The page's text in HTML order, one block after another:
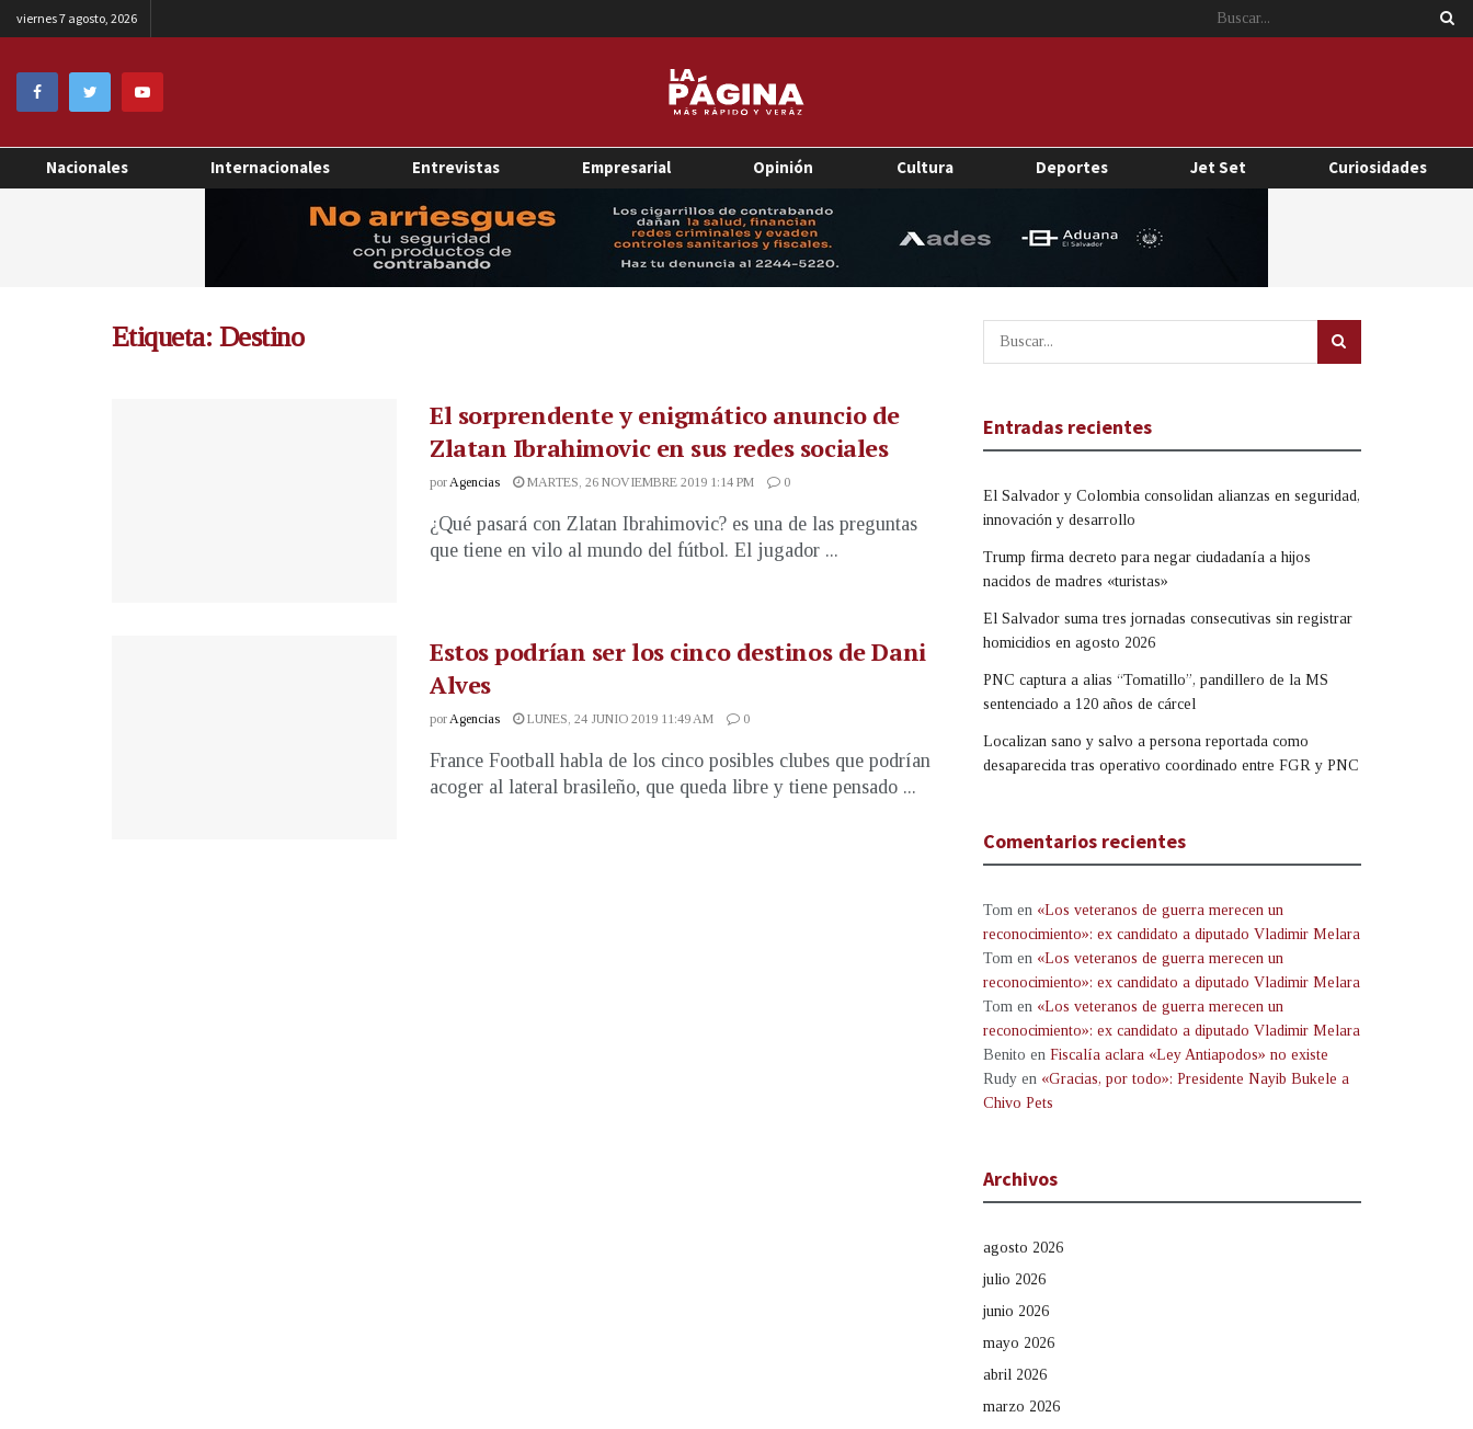
viernes 7 agosto, 2026
Nacionales Internacionales Entrevistas Empresarial Opinión Cultura Deportes Jet Set Curiosidades
Etiqueta: Destino
El sorprendente y enigmático anuncio de
Zlatan Ibrahimovic en sus redes sociales
porAgencias MARTES, 26 NOVIEMBRE 2019 1:14 PM 0
¿Qué pasará con Zlatan Ibrahimovic? es una de las preguntas
que tiene en vilo al mundo del fútbol. El jugador ...
Estos podrían ser los cinco destinos de Dani
Alves
porAgencias LUNES, 24 JUNIO 2019 11:49 AM 0
France Football habla de los cinco posibles clubes que podrían
acoger al lateral brasileño, que queda libre y tiene pensado ...
Entradas recientes
El Salvador y Colombia consolidan alianzas en seguridad,
innovación y desarrollo
Trump firma decreto para negar ciudadanía a hijos
nacidos de madres «turistas»
El Salvador suma tres jornadas consecutivas sin registrar
homicidios en agosto 2026
PNC captura a alias “Tomatillo”, pandillero de la MS
sentenciado a 120 años de cárcel
Localizan sano y salvo a persona reportada como
desaparecida tras operativo coordinado entre FGR y PNC
Comentarios recientes
Tom en «Los veteranos de guerra merecen un
reconocimiento»: ex candidato a diputado Vladimir Melara
Tom en «Los veteranos de guerra merecen un
reconocimiento»: ex candidato a diputado Vladimir Melara
Tom en «Los veteranos de guerra merecen un
reconocimiento»: ex candidato a diputado Vladimir Melara
Benito en Fiscalía aclara «Ley Antiapodos» no existe
Rudy en «Gracias, por todo»: Presidente Nayib Bukele a
Chivo Pets
Archivos
agosto 2026
julio 2026
junio 2026
mayo 2026
abril 2026
marzo 2026